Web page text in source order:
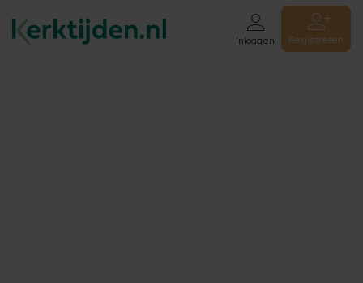
Inloggen Registreren